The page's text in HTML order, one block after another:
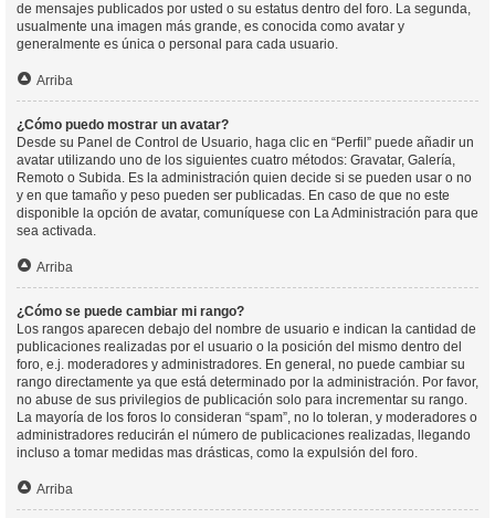
de mensajes publicados por usted o su estatus dentro del foro. La segunda,
usualmente una imagen más grande, es conocida como avatar y
generalmente es única o personal para cada usuario.
Arriba
¿Cómo puedo mostrar un avatar?
Desde su Panel de Control de Usuario, haga clic en “Perfil” puede añadir un
avatar utilizando uno de los siguientes cuatro métodos: Gravatar, Galería,
Remoto o Subida. Es la administración quien decide si se pueden usar o no
y en que tamaño y peso pueden ser publicadas. En caso de que no este
disponible la opción de avatar, comuníquese con La Administración para que
sea activada.
Arriba
¿Cómo se puede cambiar mi rango?
Los rangos aparecen debajo del nombre de usuario e indican la cantidad de
publicaciones realizadas por el usuario o la posición del mismo dentro del
foro, e.j. moderadores y administradores. En general, no puede cambiar su
rango directamente ya que está determinado por la administración. Por favor,
no abuse de sus privilegios de publicación solo para incrementar su rango.
La mayoría de los foros lo consideran “spam”, no lo toleran, y moderadores o
administradores reducirán el número de publicaciones realizadas, llegando
incluso a tomar medidas mas drásticas, como la expulsión del foro.
Arriba